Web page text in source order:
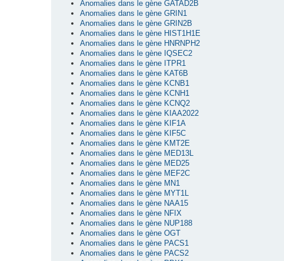
Anomalies dans le gène GATAD2B
Anomalies dans le gène GRIN1
Anomalies dans le gène GRIN2B
Anomalies dans le gène HIST1H1E
Anomalies dans le gène HNRNPH2
Anomalies dans le gène IQSEC2
Anomalies dans le gène ITPR1
Anomalies dans le gène KAT6B
Anomalies dans le gène KCNB1
Anomalies dans le gène KCNH1
Anomalies dans le gène KCNQ2
Anomalies dans le gène KIAA2022
Anomalies dans le gène KIF1A
Anomalies dans le gène KIF5C
Anomalies dans le gène KMT2E
Anomalies dans le gène MED13L
Anomalies dans le gène MED25
Anomalies dans le gène MEF2C
Anomalies dans le gène MN1
Anomalies dans le gène MYT1L
Anomalies dans le gène NAA15
Anomalies dans le gène NFIX
Anomalies dans le gène NUP188
Anomalies dans le gène OGT
Anomalies dans le gène PACS1
Anomalies dans le gène PACS2